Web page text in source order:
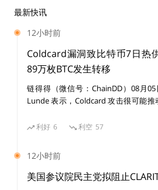
稳定币积累的收入可以作为抵御潜
案，可以返还给协议的 Token 持
续期与负债的有效存续期正确匹配
最新快讯
12小时前
Coldcard漏洞致比特币7日热
89万枚BTC发生转移
链得得（微信号：ChainDD）08月
Lunde 表示，Coldcard 攻击很可能推
发生转移，创 2026 年最高 7 日活跃
备时约 7300 个地址已有约 1596
能生成随机性不足的钱包种子。自 7
千个地址移走约 1600 枚 BTC，价值超
攻击已使总量接近 2000 枚 BTC。 链
利好 6 利空 57
12小时前
美国参议院民主党拟阻止